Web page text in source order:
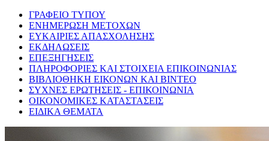
ΓΡΑΦΕΙΟ ΤΥΠΟΥ
ΕΝΗΜΕΡΩΣΗ ΜΕΤΟΧΩΝ
ΕΥΚΑΙΡΙΕΣ ΑΠΑΣΧΟΛΗΣΗΣ
ΕΚΔΗΛΩΣΕΙΣ
ΕΠΕΞΗΓΗΣΕΙΣ
ΠΛΗΡΟΦΟΡΙΕΣ ΚΑΙ ΣΤΟΙΧΕΙΑ ΕΠΙΚΟΙΝΩΝΙΑΣ
ΒΙΒΛΙΟΘΗΚΗ ΕΙΚΟΝΩΝ ΚΑΙ ΒΙΝΤΕΟ
ΣΥΧΝΕΣ ΕΡΩΤΗΣΕΙΣ - ΕΠΙΚΟΙΝΩΝΙΑ
ΟΙΚΟΝΟΜΙΚΕΣ ΚΑΤΑΣΤΑΣΕΙΣ
ΕΙΔΙΚΑ ΘΕΜΑΤΑ